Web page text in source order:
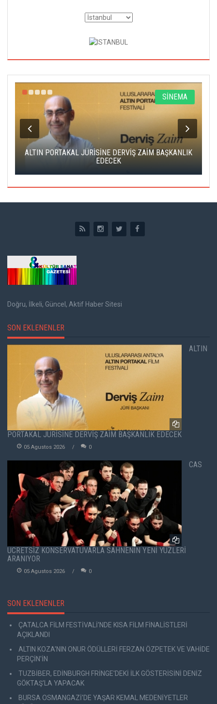
SİNEMA
ALTIN PORTAKAL JÜRİSİNE DERVİŞ ZAİM BAŞKANLIK
EDECEK
Doğru, İlkeli, Güncel, Aktif Haber Sitesi
SON EKLENENLER
ALTIN
PORTAKAL JÜRİSİNE DERVİŞ ZAİM BAŞKANLIK EDECEK
05 Agustos 2026 0
CAS
ÜCRETSİZ KONSERVATUVARLA SAHNENİN YENİ YÜZLERİ
ARANIYOR
05 Agustos 2026 0
SON EKLENENLER
ÇATALCA FİLM FESTİVALİ'NDE KISA FİLM FİNALİSTLERİ
AÇIKLANDI
ALTIN KOZA'NIN ONUR ÖDÜLLERİ FERZAN ÖZPETEK VE VAHİDE
PERÇİN'İN
TUZBİBER, EDİNBURGH FRİNGE'DEKİ İLK GÖSTERİSİNİ DENİZ
GÖKTAŞ'LA YAPACAK
BURSA OSMANGAZİ'DE YAŞAR KEMAL MEDENİYETLER